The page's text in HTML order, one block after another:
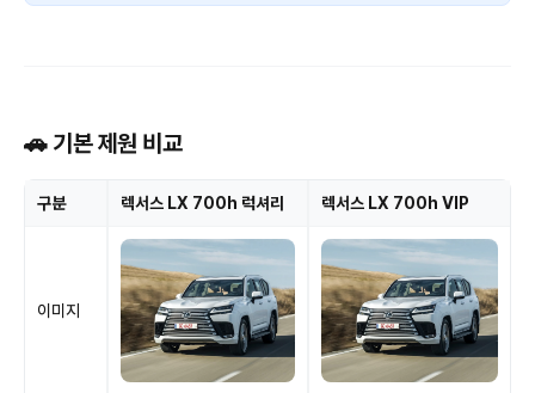
🚗 기본 제원 비교
구분 렉서스 LX 700h 럭셔리 렉서스 LX 700h VIP
이미지